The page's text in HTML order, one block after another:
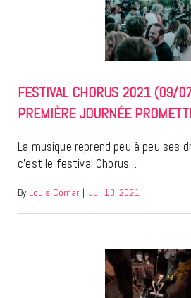
FESTIVAL CHORUS 2021 (09/
PREMIÈRE JOURNÉE
La musique reprend peu à peu ses
c’est le festival Chorus…
By Louis Comar | Juil 10, 2021